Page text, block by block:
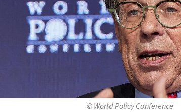
© World Policy Conference